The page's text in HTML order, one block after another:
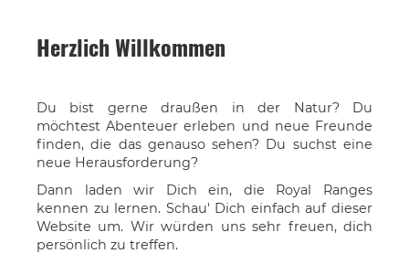
Herzlich Willkommen
Du bist gerne draußen in der Natur? Du
möchtest Abenteuer erleben und neue Freunde
finden, die das genauso sehen? Du suchst eine
neue Herausforderung?
Dann laden wir Dich ein, die Royal Ranges
kennen zu lernen. Schau' Dich einfach auf dieser
Website um. Wir würden uns sehr freuen, dich
persönlich zu treffen.